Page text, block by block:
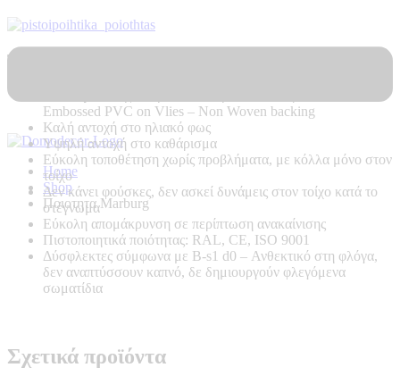
Home
Shop
Ποιοτητα Marburg
Embossed PVC on Vlies – Non Woven backing
Καλή αντοχή στο ηλιακό φως
Υψηλή αντοχή στο καθάρισμα
Εύκολη τοποθέτηση χωρίς προβλήματα, με κόλλα μόνο στον
τοίχο
Δεν κάνει φούσκες, δεν ασκεί δυνάμεις στον τοίχο κατά το
στέγνωμα
Εύκολη απομάκρυνση σε περίπτωση ανακαίνισης
Πιστοποιητικά ποιότητας: RAL, CE, ISO 9001
Δύσφλεκτες σύμφωνα με B-s1 d0 – Ανθεκτικό στη φλόγα,
δεν αναπτύσσουν καπνό, δε δημιουργούν φλεγόμενα
σωματίδια
Σχετικά προϊόντα